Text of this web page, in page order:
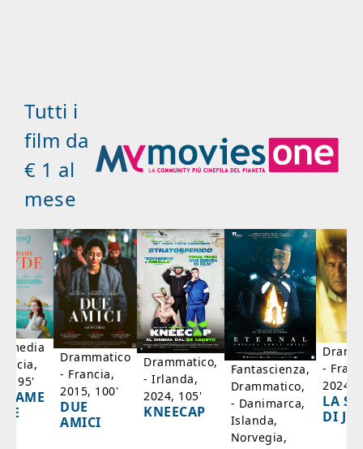
Tutti i
film da
€ 1 al
mese
95'
Drammatico
- Francia,
2015, 100'
DUE
AMICI
Drammatico,
- Irlanda,
2024, 105'
KNEECAP
Fantascienza,
Drammatico,
- Danimarca,
Islanda,
Norvegia,
-
2024,
LA
DI